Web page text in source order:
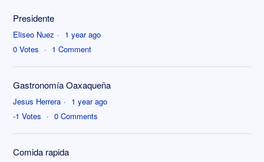
Presidente
Eliseo Nuez
1 year ago
0 Votes 1 Comment
Gastronomía Oaxaqueña
Jesus Herrera
1 year ago
-1 Votes 0 Comments
Comida rapida